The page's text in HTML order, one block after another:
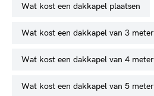
wat kost een dakkapel plaatsen
wat kost een dakkapel van 3 meter
wat kost een dakkapel van 4 meter
wat kost een dakkapel van 5 meter